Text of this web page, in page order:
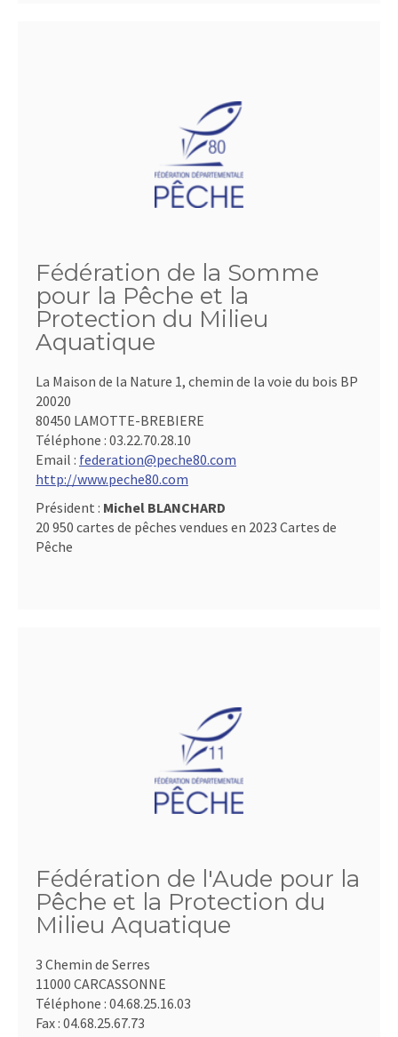
Fédération de la Somme
pour la Pêche et la
Protection du Milieu
Aquatique
La Maison de la Nature 1, chemin de la voie du bois BP
20020
80450 LAMOTTE-BREBIERE
Téléphone : 03.22.70.28.10
Email : federation@peche80.com
http://www.peche80.com
Président : Michel BLANCHARD
20 950 cartes de pêches vendues en 2023 Cartes de
Pêche
Fédération de l'Aude pour la
Pêche et la Protection du
Milieu Aquatique
3 Chemin de Serres
11000 CARCASSONNE
Téléphone : 04.68.25.16.03
Fax : 04.68.25.67.73